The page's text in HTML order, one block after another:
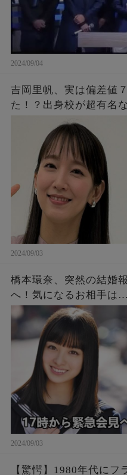
2024/09/04
吉岡里帆、実は偏差値
た！？出身校が超有名
「あえて言わなかった
2024/09/03
橋本環奈、突然の結婚
へ！気になるお相手は
「一瞬凍りついた」フ
2024/09/03
【驚愕】1980年代に